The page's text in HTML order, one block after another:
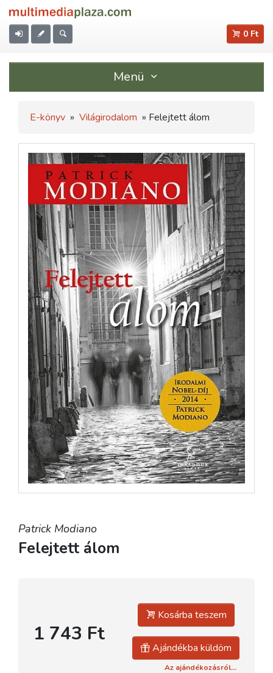
0 Ft
Menü
E-könyv » Világirodalom » Felejtett álom
Patrick Modiano
Felejtett álom
1 743 Ft
Kosárba teszem
Ajándékba küldöm
Az ajándékozásról...